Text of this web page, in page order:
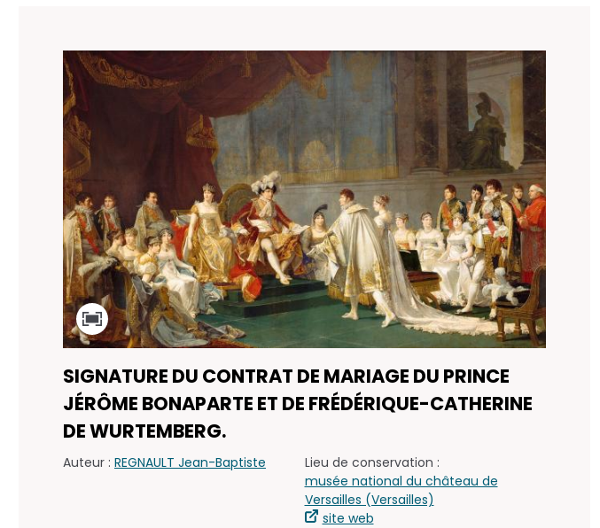
SIGNATURE DU CONTRAT DE MARIAGE DU PRINCE
JÉRÔME BONAPARTE ET DE FRÉDÉRIQUE-CATHERINE
DE WURTEMBERG.
Auteur : REGNAULT Jean-Baptiste
Lieu de conservation :
musée national du château de
Versailles (Versailles)
site web